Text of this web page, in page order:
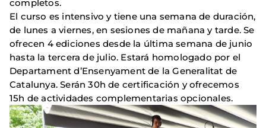
completos.
El curso es intensivo y tiene una semana de duración,
de lunes a viernes, en sesiones de mañana y tarde. Se
ofrecen 4 ediciones desde la última semana de junio
hasta la tercera de julio. Estará homologado por el
Departament d’Ensenyament de la Generalitat de
Catalunya. Serán 30h de certificación y ofrecemos
15h de actividades complementarias opcionales.